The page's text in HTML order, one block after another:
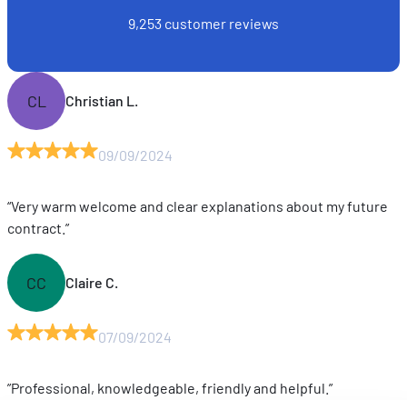
9,253 customer reviews
CL Christian L.
09/09/2024
“Very warm welcome and clear explanations about my future
contract.”
CC Claire C.
07/09/2024
”Professional, knowledgeable, friendly and helpful.”